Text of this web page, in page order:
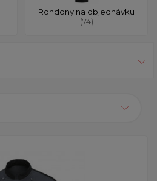
Rondony na objednávku
(74)